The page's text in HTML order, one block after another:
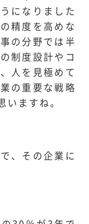
になりました
精度を高めな
の分野では半
制度設計やコ
人を見極めて
の重要な戦略
ますね。
、その企業に